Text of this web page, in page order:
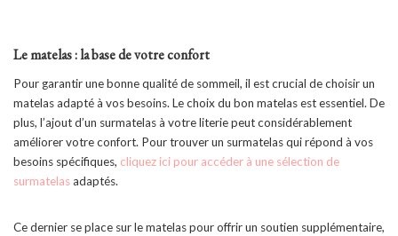
Le matelas : la base de votre confort
Pour garantir une bonne qualité de sommeil, il est crucial de choisir un
matelas adapté à vos besoins. Le choix du bon matelas est essentiel. De
plus, l’ajout d’un surmatelas à votre literie peut considérablement
améliorer votre confort. Pour trouver un surmatelas qui répond à vos
besoins spécifiques, cliquez ici pour accéder à une sélection de
surmatelasadaptés.
Ce dernier se place sur le matelas pour offrir un soutien supplémentaire,